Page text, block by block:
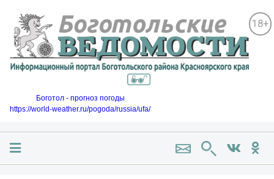
18+
Боготол - прогноз погоды
https://world-weather.ru/pogoda/russia/ufa/